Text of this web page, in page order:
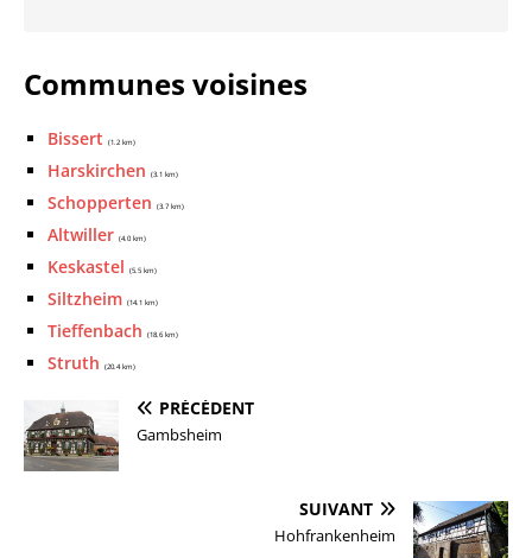
Communes voisines
Bissert (1.2 km)
Harskirchen (3.1 km)
Schopperten (3.7 km)
Altwiller (4.0 km)
Keskastel (5.5 km)
Siltzheim (14.1 km)
Tieffenbach (18.6 km)
Struth (20.4 km)
PRÉCÉDENT
Gambsheim
SUIVANT
Hohfrankenheim